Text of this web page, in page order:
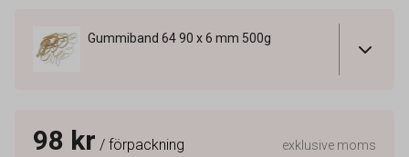
Gummiband 64 90 x 6 mm 500g
98 kr / förpackning exklusive moms